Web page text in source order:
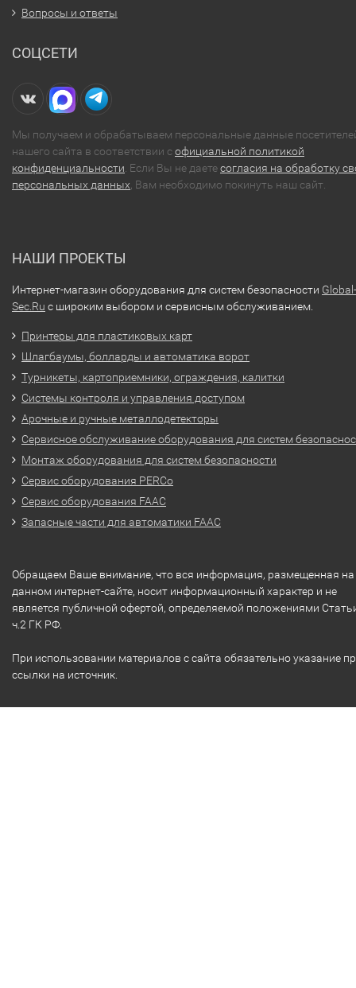
Вопросы и ответы
СОЦСЕТИ
Мы получаем и обрабатываем персональные данные
нашего сайта в соответствии софициальной политикой
конфиденциальности . Если Вы не даетесогласия на обработку
персональных данных , Вам необходимо покинуть наш сайт.
НАШИ ПРОЕКТЫ
Интернет-магазин оборудования для систем безопасности Global-
Sec.Ru с широким выбором и сервисным обслуживанием.
Принтеры для пластиковых карт
Шлагбаумы, болларды и автоматика ворот
Турникеты, картоприемники, ограждения, калитки
Системы контроля и управления доступом
Арочные и ручные металлодетекторы
Сервисное обслуживание оборудования для систем
Монтаж оборудования для систем безопасности
Сервис оборудования PERCo
Сервис оборудования FAAC
Запасные части для автоматики FAAC
Обращаем Ваше внимание, что вся информация, размещенная на
данном интернет-сайте, носит информационный характер и не
является публичной офертой, определяемой положениями
ч.2 ГК РФ.
При использовании материалов с сайта обязательно указание
ссылки на источник.